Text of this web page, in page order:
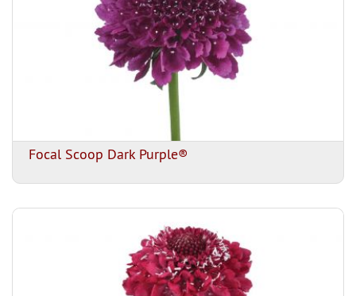
Focal Scoop Dark Purple®